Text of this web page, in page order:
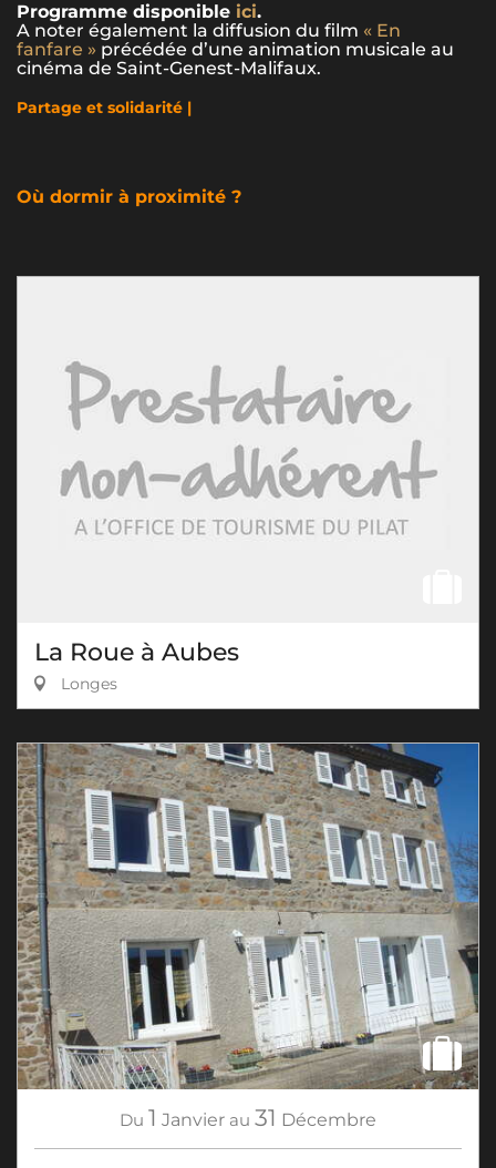
Programme disponible ici.
A noter également la diffusion du film « En
fanfare » précédée d’une animation musicale au
cinéma de Saint-Genest-Malifaux.
Partage et solidarité |
Où dormir à proximité ?
La Roue à Aubes
Longes
Du 1 Janvier au 31 Décembre